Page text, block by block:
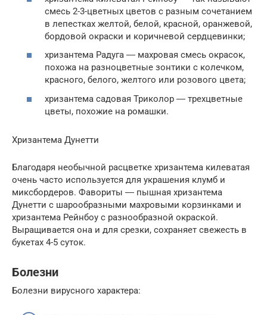
смесь 2-3-цветных цветов с разным сочетанием
в лепестках желтой, белой, красной, оранжевой,
бордовой окраски и коричневой сердцевинки;
хризантема Радуга ― махровая смесь окрасок,
похожа на разноцветные зонтики с колечком,
красного, белого, желтого или розового цвета;
хризантема садовая Триколор ― трехцветные
цветы, похожие на ромашки.
Хризантема Дунетти
Благодаря необычной расцветке хризантема килеватая
очень часто используется для украшения клумб и
миксбордеров. Фавориты ― пышная хризантема
Дунетти с шарообразными махровыми корзинками и
хризантема Рейнбоу с разнообразной окраской.
Выращивается она и для срезки, сохраняет свежесть в
букетах 4-5 суток.
Болезни
Болезни вирусного характера: